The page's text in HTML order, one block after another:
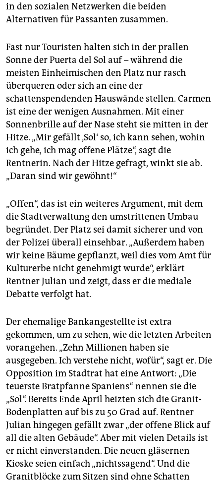
in den sozialen Netzwerken die beiden
Alternativen für Passanten zusammen.
Fast nur Touristen halten sich in der prallen
Sonne der Puerta del Sol auf – während die
meisten Einheimischen den Platz nur rasch
überqueren oder sich an eine der
schattenspendenden Hauswände stellen. Carmen
ist eine der wenigen Ausnahmen. Mit einer
Sonnenbrille auf der Nase steht sie mitten in der
Hitze. „Mir gefällt ‚Sol‘ so, ich kann sehen, wohin
ich gehe, ich mag offene Plätze“, sagt die
Rentnerin. Nach der Hitze gefragt, winkt sie ab.
„Daran sind wir gewöhnt!“
„Offen“, das ist ein weiteres Argument, mit dem
die Stadtverwaltung den umstrittenen Umbau
begründet. Der Platz sei damit sicherer und von
der Polizei überall einsehbar. „Außerdem haben
wir keine Bäume gepflanzt, weil dies vom Amt für
Kulturerbe nicht genehmigt wurde“, erklärt
Rentner Julian und zeigt, dass er die mediale
Debatte verfolgt hat.
Der ehemalige Bankangestellte ist extra
gekommen, um zu sehen, wie die letzten Arbeiten
vorangehen. „Zehn Millionen haben sie
ausgegeben. Ich verstehe nicht, wofür“, sagt er. Die
Opposition im Stadtrat hat eine Antwort: „Die
teuerste Bratpfanne Spaniens“ nennen sie die
„Sol“. Bereits Ende April heizten sich die Granit-
Bodenplatten auf bis zu 50 Grad auf. Rentner
Julian hingegen gefällt zwar „der offene Blick auf
all die alten Gebäude“. Aber mit vielen Details ist
er nicht einverstanden. Die neuen gläsernen
Kioske seien einfach „nichtssagend“. Und die
Granitblöcke zum Sitzen sind ohne Schatten